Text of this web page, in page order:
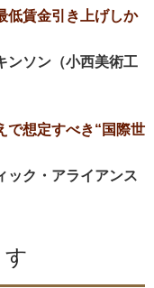
低賃金引き上げしか
ンソン（小西美術工
で想定すべき“国際世
ック・アライアンス